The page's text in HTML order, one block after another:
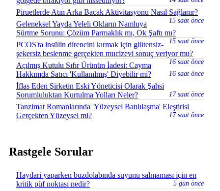
Piruetlerde Atın Arka Bacak Aktivitasyonu Nasıl Sağlanır?
15 saat önce
Geleneksel Yayda Yeleli Okların Namluya
Sürtme Sorunu: Çözüm Parmaklık mı, Ok Şaftı mı?
15 saat önce
PCOS'ta insülin direncini kırmak için glütensiz-
şekersiz beslenme gerçekten mucizevi sonuç veriyor mu?
16 saat önce
Açılmış Kutulu Sıfır Ürünün İadesi: Cayma
Hakkımda Satıcı 'Kullanılmış' Diyebilir mi?
16 saat önce
İflas Eden Şirketin Eski Yöneticisi Olarak Şahsi
Sorumluluktan Kurtulma Yolları Neler?
17 saat önce
Tanzimat Romanlarında 'Yüzeysel Batılılaşma' Eleştirisi
Gerçekten Yüzeysel mi?
17 saat önce
Rastgele Sorular
Haydari yaparken buzdolabında suyunu salmaması için en
kritik püf noktası nedir?
5 gün önce